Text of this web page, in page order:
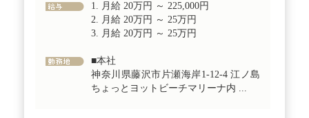
1. 月給 20万円 ～ 225,000円
2. 月給 20万円 ～ 25万円
3. 月給 20万円 ～ 25万円
■本社
神奈川県藤沢市片瀬海岸1-12-4 江ノ島
ちょっとヨットビーチマリーナ内 ...